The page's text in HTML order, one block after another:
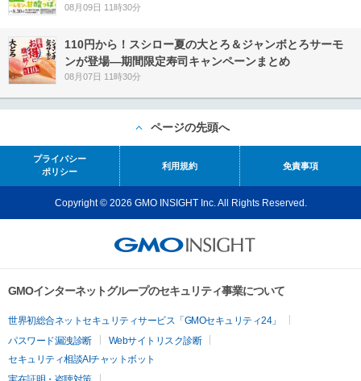
08月09日 11時30分
110円から！スシロー夏の大とろ＆ジャンボとろサーモ
ンが登場―期間限定寿司キャンペーンまとめ
08月07日 11時30分
ページの先頭へ
プライバシー
ポリシー
利用規約 免責事項
Copyright © 2026 GMO INSIGHT Inc. All Rights Reserved.
GMOインターネットグループのセキュリティ事業について
世界初総合ネットセキュリティサービス「GMOセキュリティ24」
パスワード漏洩診断
Webサイトリスク診断
セキュリティ相談AIチャットボット